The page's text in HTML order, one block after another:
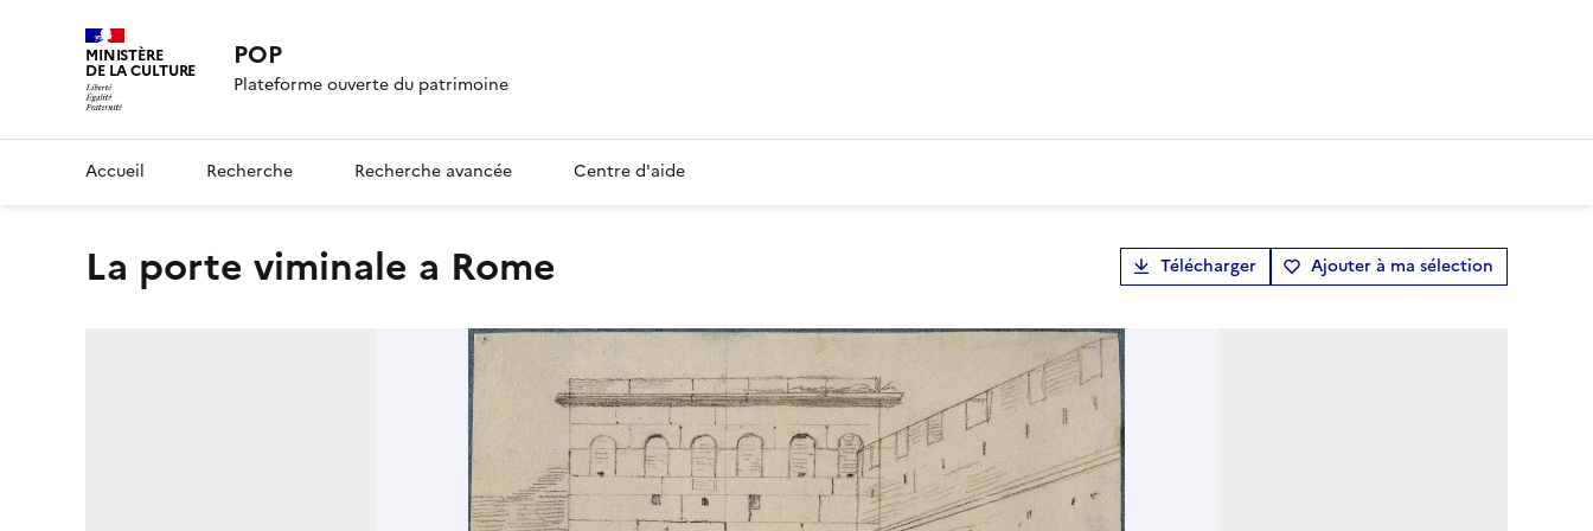
MINISTÈRE
DE LA CULTURE POP
Plateforme ouverte du patrimoine
Accueil Recherche Recherche avancée Centre d'aide
La porte viminale a Rome Télécharger Ajouter à ma sélection